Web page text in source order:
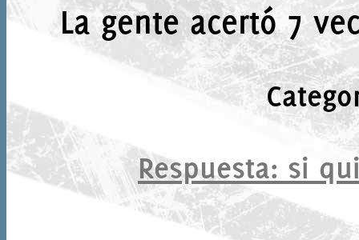
La gente acertó 7
Respuesta: si